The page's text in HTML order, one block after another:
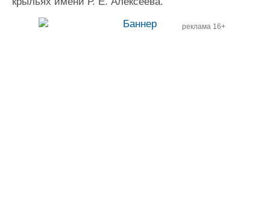
реклама 16+